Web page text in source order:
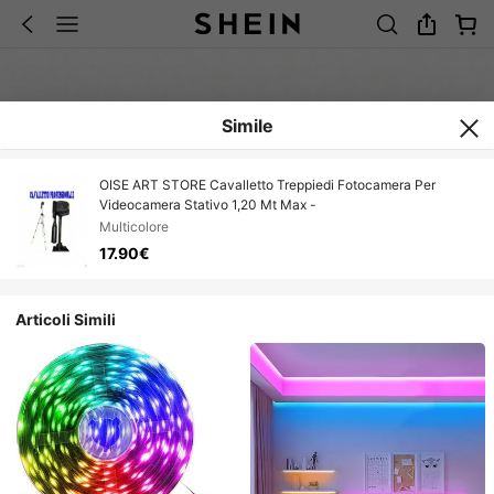
Simile
OISE ART STORE Cavalletto Treppiedi Fotocamera Per
Videocamera Stativo 1,20 Mt Max -
Multicolore
17.90€
Articoli Simili